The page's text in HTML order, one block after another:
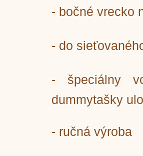
- bočné vrecko
- do
- špeciálny
dummytašky
- ručná výroba